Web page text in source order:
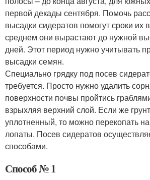
первой декады сентября. Помочь
высадки сидератов помогут сроки их
среднем они вырастают до нужной
дней. Этот период нужно учитывать
высадки семян.
Специально грядку под посев
требуется. Просто нужно удалить
поверхности почвы пройтись
взрыхляя верхний слой. Если же
уплотненный, то можно перекопать
лопаты. Посев сидератов
способами.
Способ № 1